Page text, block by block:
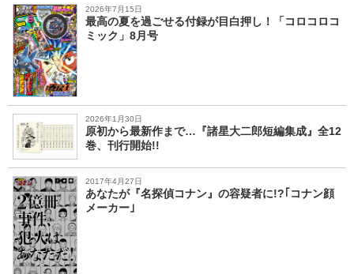
2026年7月15日
最高の夏を過ごせる付録が目白押し！「コロコロコ
ミック」8月号
2026年1月30日
原初から最新作まで…『諸星大二郎短編集成』全12
巻、刊行開始!!
2017年4月27日
あなたが『名探偵コナン』の容疑者に!?｢コナン顔
メーカー｣